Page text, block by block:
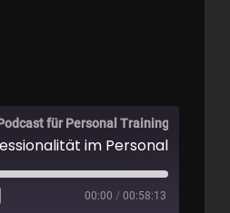
für Personal Training
im Personal Training
00:00 / 00:58:13